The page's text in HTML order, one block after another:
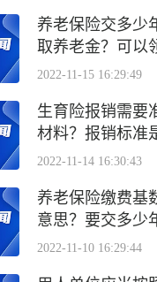
养老保险交多少
取养老金？可以
2022-11-15 16:29:49
生育险报销需要
材料？报销标准
2022-11-14 16:30:43
养老保险缴费基
意思？要交多少
2022-11-10 16:29:44